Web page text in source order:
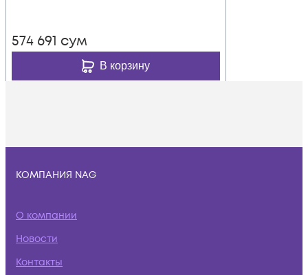
574 691 сум
В корзину
КОМПАНИЯ NAG
О компании
Новости
Контакты